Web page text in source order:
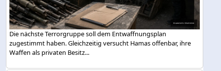
Die nächste Terrorgruppe soll dem Entwaffnungsplan
zugestimmt haben. Gleichzeitig versucht Hamas offenbar, ihre
Waffen als privaten Besitz...